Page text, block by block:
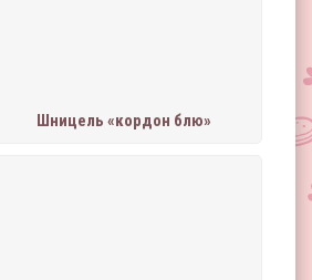
Шницель «кордон блю»